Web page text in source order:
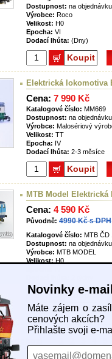
Dostupnost: na objednávku
Výrobce: Roco
Velikost: H0
Epocha: VI
Dodací lhůta: (Dny)
Koupit
Elektrická lokomotiva
Cena: 7 990 Kč
Katalogové číslo: MM669
Dostupnost: na objednávku
Výrobce: Malosériový
Velikost: TT
Epocha: IV
Dodací lhůta: 2-3 měsíce
Koupit
MTB Model Elektrická
Cena: 4 590 Kč
Původně: 4990 Kč s DPH
Katalogové číslo: MTB ČD
Dostupnost: na objednávku
Výrobce: MTB MODEL
Velikost: H0
Koupit
předchozí
Novinky e-
Máte zájem o
cenových akcích?
Přihlašte svoji e-